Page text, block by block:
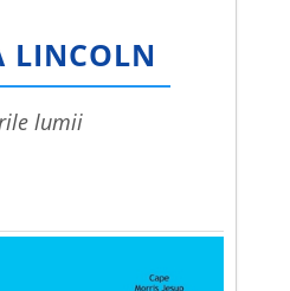
LINCOLN
lumii